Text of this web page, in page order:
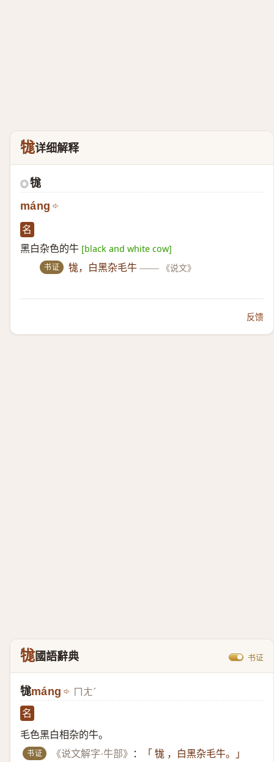
牻详细解释
◎ 牻
máng
名
黑白杂色的牛 [black and white cow]
书证 牻，白黑杂毛牛 —— 《说文》
反馈
牻國語辭典 书证
牻máng ㄇㄤˊ
名
毛色黑白相杂的牛。
书证 《说文解字·牛部》 ： 「 牻 ，白黑杂毛牛。」